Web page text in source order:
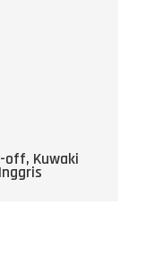
off, Kuwaki